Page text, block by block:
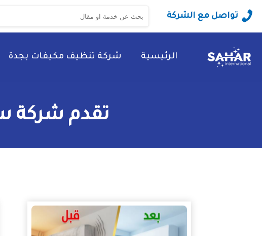
تواصل مع الشركة
البحث
عن:
الرئيسية شركة تنظيف مكيفات بجدة
تقدم شركة